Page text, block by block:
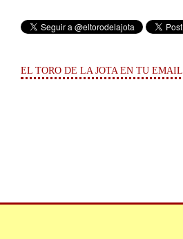
EL TORO DE LA JOTA EN TU EMAIL